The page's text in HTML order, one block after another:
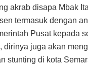
akrab disapa Mbak
termasuk dengan
Pusat kepada
dirinya juga akan
stunting di kota